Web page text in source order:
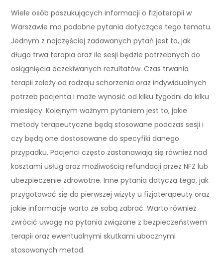
Wiele osób poszukujących informacji o fizjoterapii w
Warszawie ma podobne pytania dotyczące tego tematu.
Jednym z najczęściej zadawanych pytań jest to, jak
długo trwa terapia oraz ile sesji będzie potrzebnych do
osiągnięcia oczekiwanych rezultatów. Czas trwania
terapii zależy od rodzaju schorzenia oraz indywidualnych
potrzeb pacjenta i może wynosić od kilku tygodni do kilku
miesięcy. Kolejnym ważnym pytaniem jest to, jakie
metody terapeutyczne będą stosowane podczas sesji i
czy będą one dostosowane do specyfiki danego
przypadku. Pacjenci często zastanawiają się również nad
kosztami usług oraz możliwością refundacji przez NFZ lub
ubezpieczenie zdrowotne. Inne pytania dotyczą tego, jak
przygotować się do pierwszej wizyty u fizjoterapeuty oraz
jakie informacje warto ze sobą zabrać. Warto również
zwrócić uwagę na pytania związane z bezpieczeństwem
terapii oraz ewentualnymi skutkami ubocznymi
stosowanych metod.